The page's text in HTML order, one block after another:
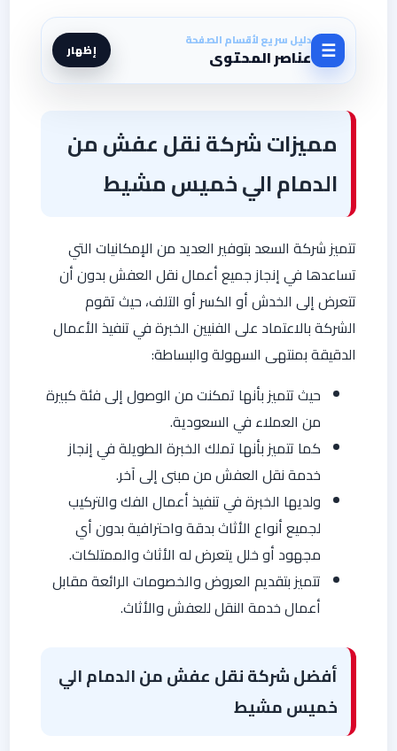
☰ دليل سريع لأقسام الصفحة
عناصر المحتوى إظهار
مميزات شركة نقل عفش من
الدمام الي خميس مشيط
تتميز شركة السعد بتوفير العديد من الإمكانيات التي
تساعدها في إنجاز جميع أعمال نقل العفش بدون أن
تتعرض إلى الخدش أو الكسر أو التلف، حيث تقوم
الشركة بالاعتماد على الفنيين الخبرة في تنفيذ الأعمال
الدقيقة بمنتهى السهولة والبساطة:
حيث تتميز بأنها تمكنت من الوصول إلى فئة كبيرة
من العملاء في السعودية.
كما تتميز بأنها تملك الخبرة الطويلة في إنجاز
خدمة نقل العفش من مبنى إلى آخر.
ولديها الخبرة في تنفيذ أعمال الفك والتركيب
لجميع أنواع الأثاث بدقة واحترافية بدون أي
مجهود أو خلل يتعرض له الأثاث والممتلكات.
تتميز بتقديم العروض والخصومات الرائعة مقابل
أعمال خدمة النقل للعفش والأثاث.
أفضل شركة نقل عفش من الدمام الي
خميس مشيط